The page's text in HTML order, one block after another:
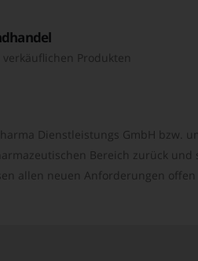
Produkten
Dienstleistungs GmbH bzw.
Bereich zurück
allen neuen Anforderungen offen